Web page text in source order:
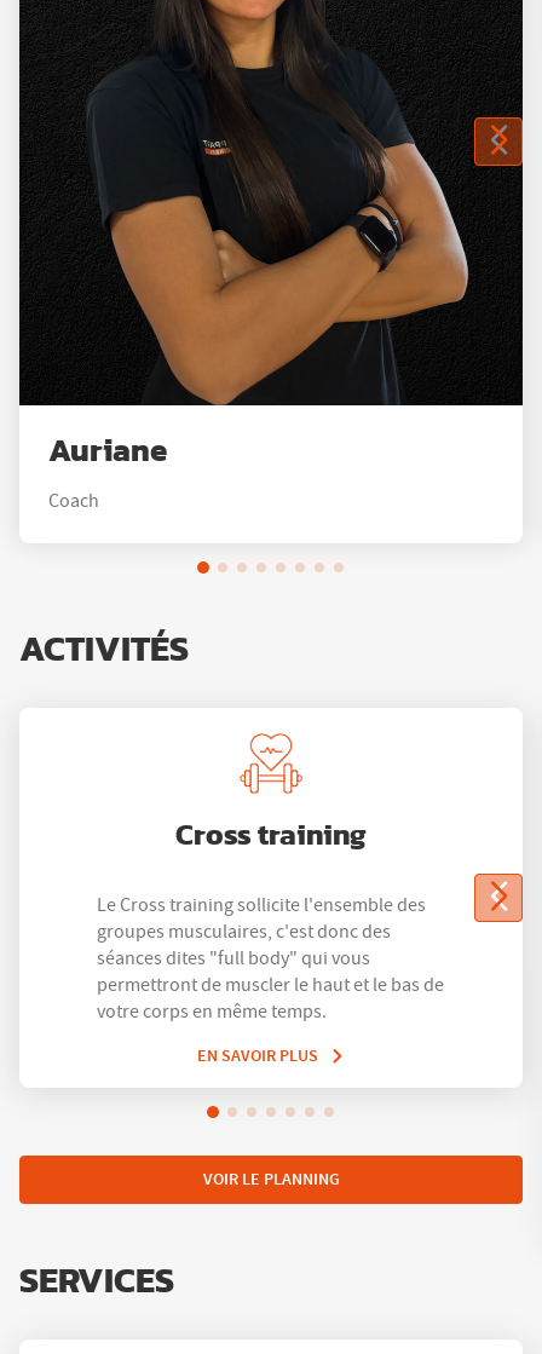
Auriane
Coach
ACTIVITÉS
Cross training
Le Cross training sollicite l'ensemble des
groupes musculaires, c'est donc des
séances dites "full body" qui vous
permettront de muscler le haut et le bas de
votre corps en même temps.
EN SAVOIR PLUS
VOIR LE PLANNING
SERVICES